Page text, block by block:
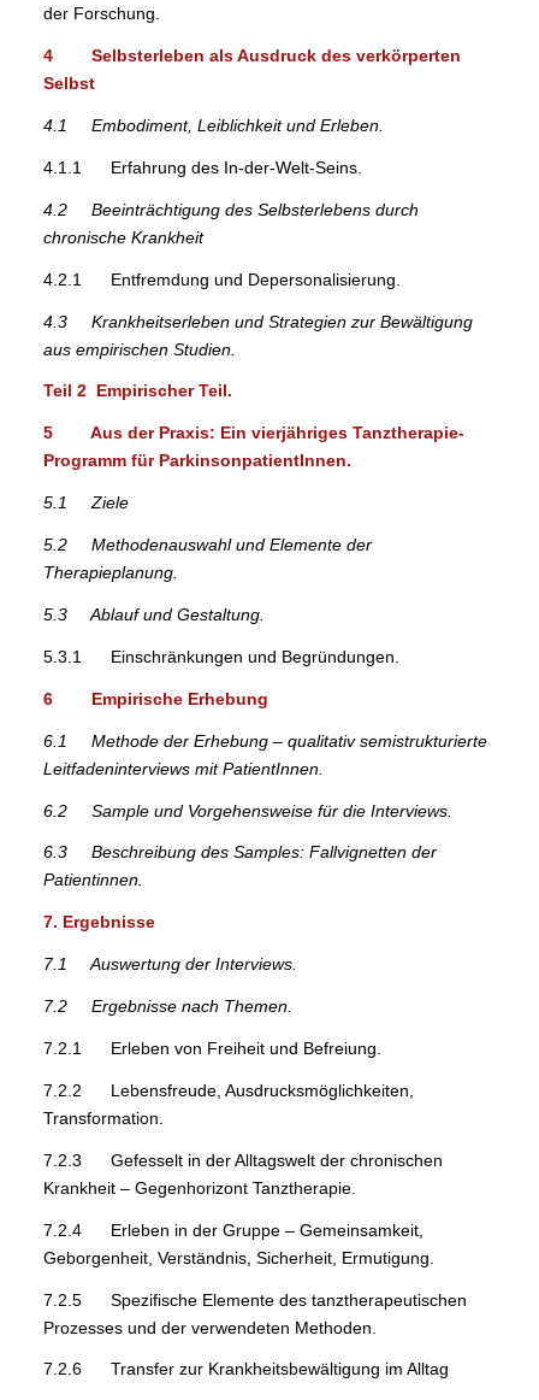
der Forschung.
4 Selbsterleben als Ausdruck des verkörperten
Selbst
4.1 Embodiment, Leiblichkeit und Erleben.
4.1.1 Erfahrung des In-der-Welt-Seins.
4.2 Beeinträchtigung des Selbsterlebens durch
chronische Krankheit
4.2.1 Entfremdung und Depersonalisierung.
4.3 Krankheitserleben und Strategien zur Bewältigung
aus empirischen Studien.
Teil 2 Empirischer Teil.
5 Aus der Praxis: Ein vierjähriges Tanztherapie-
Programm für ParkinsonpatientInnen.
5.1 Ziele
5.2 Methodenauswahl und Elemente der
Therapieplanung.
5.3 Ablauf und Gestaltung.
5.3.1 Einschränkungen und Begründungen.
6 Empirische Erhebung
6.1 Methode der Erhebung – qualitativ semistrukturierte
Leitfadeninterviews mit PatientInnen.
6.2 Sample und Vorgehensweise für die Interviews.
6.3 Beschreibung des Samples: Fallvignetten der
Patientinnen.
7. Ergebnisse
7.1 Auswertung der Interviews.
7.2 Ergebnisse nach Themen.
7.2.1 Erleben von Freiheit und Befreiung.
7.2.2 Lebensfreude, Ausdrucksmöglichkeiten,
Transformation.
7.2.3 Gefesselt in der Alltagswelt der chronischen
Krankheit – Gegenhorizont Tanztherapie.
7.2.4 Erleben in der Gruppe – Gemeinsamkeit,
Geborgenheit, Verständnis, Sicherheit, Ermutigung.
7.2.5 Spezifische Elemente des tanztherapeutischen
Prozesses und der verwendeten Methoden.
7.2.6 Transfer zur Krankheitsbewältigung im Alltag